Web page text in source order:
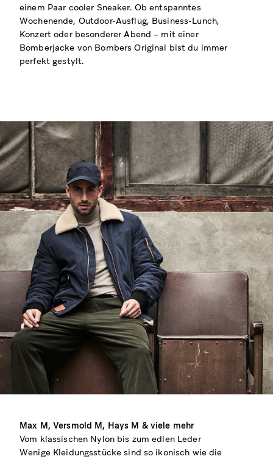
einem Paar cooler Sneaker. Ob entspanntes
Wochenende, Outdoor-Ausflug, Business-Lunch,
Konzert oder besonderer Abend – mit einer
Bomberjacke von Bombers Original bist du immer
perfekt gestylt.
Max M, Versmold M, Hays M & viele mehr
Vom klassischen Nylon bis zum edlen Leder
Wenige Kleidungsstücke sind so ikonisch wie die